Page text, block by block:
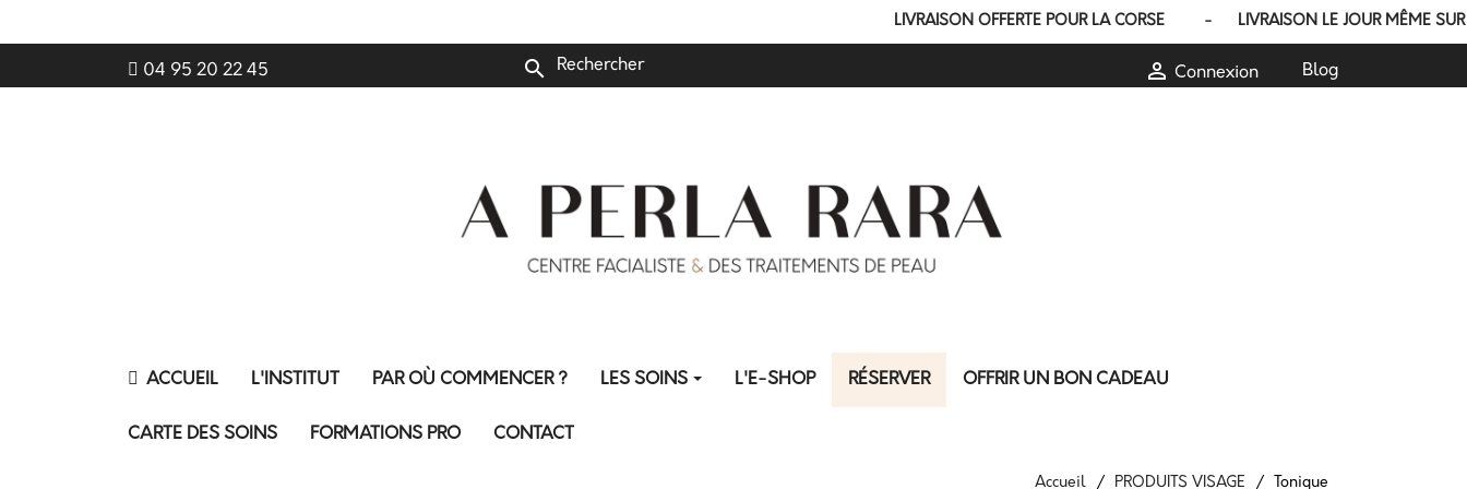
LIVRAISON OFFERTE POUR LA CORSE - LIVRAISON LE JOUR MÊME SUR
04 95 20 22 45 search  Connexion Blog
ACCUEIL L'INSTITUT PAR OÙ COMMENCER ? LES SOINS L'E-SHOP RÉSERVER OFFRIR UN BON CADEAU
CARTE DES SOINS FORMATIONS PRO CONTACT
Accueil PRODUITS VISAGE Tonique